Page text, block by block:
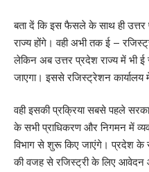
बता दें कि इस फैसले के साथ ही उत्तर
राज्य होंगे। वही अभी तक ई –
लेकिन अब उत्तर प्रदेश राज्य में भी ई
जाएगा। इससे रजिस्ट्रेशन कार्यालय
वही इसकी प्रक्रिया सबसे पहले
के सभी प्राधिकरण और निगमन में
विभाग से शुरू किए जाएंगे। प्रदेश के
की वजह से रजिस्ट्री के लिए आवेदन